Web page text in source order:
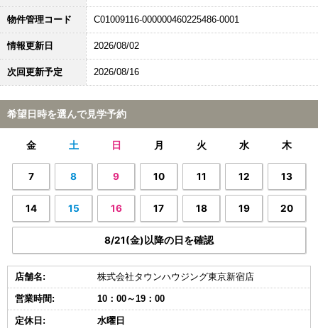
物件管理コード C01009116-000000460225486-0001
情報更新日 2026/08/02
次回更新予定 2026/08/16
希望日時を選んで見学予約
金 土 日 月 火 水 木
7 8 9 10 11 12 13
14 15 16 17 18 19 20
8/21(金)以降の日を確認
店舗名: 株式会社タウンハウジング東京新宿店
営業時間: 10：00～19：00
定休日: 水曜日